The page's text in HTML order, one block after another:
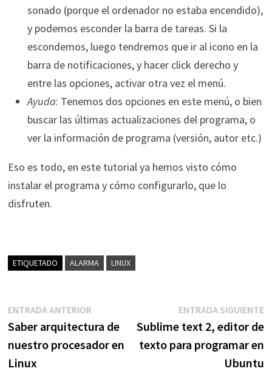
sonado (porque el ordenador no estaba encendido),
y podemos esconder la barra de tareas. Si la
escondemos, luego tendremos que ir al icono en la
barra de notificaciones, y hacer click derecho y
entre las opciones, activar otra vez el menú.
Ayuda: Tenemos dos opciones en este menú, o bien
buscar las últimas actualizaciones del programa, o
ver la información de programa (versión, autor etc.)
Eso es todo, en este tutorial ya hemos visto cómo
instalar el programa y cómo configurarlo, que lo
disfruten.
ETIQUETADO ALARMA LINUX
Navegación
de
entradas
ENTRADA ANTERIOREntrada
anterior:
Saber arquitectura de
nuestro procesador en
Linux
ENTRADA SIGUIENTE
Sublime text 2, editor de
texto para programar en
Ubuntu